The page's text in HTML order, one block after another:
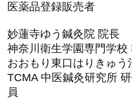
医薬品登録販売者
妙蓮寺ゆう鍼灸院 院長
神奈川衛生学園専門学校
おおもり東口はりきゅう
TCMA 中医鍼灸研究所
員